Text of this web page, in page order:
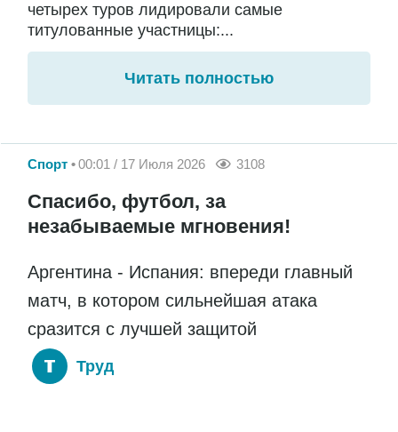
четырех туров лидировали самые
титулованные участницы:...
Читать полностью
Спорт 00:01 / 17 Июля 2026 3108
Спасибо, футбол, за
незабываемые мгновения!
Аргентина - Испания: впереди главный
матч, в котором сильнейшая атака
сразится с лучшей защитой
Труд